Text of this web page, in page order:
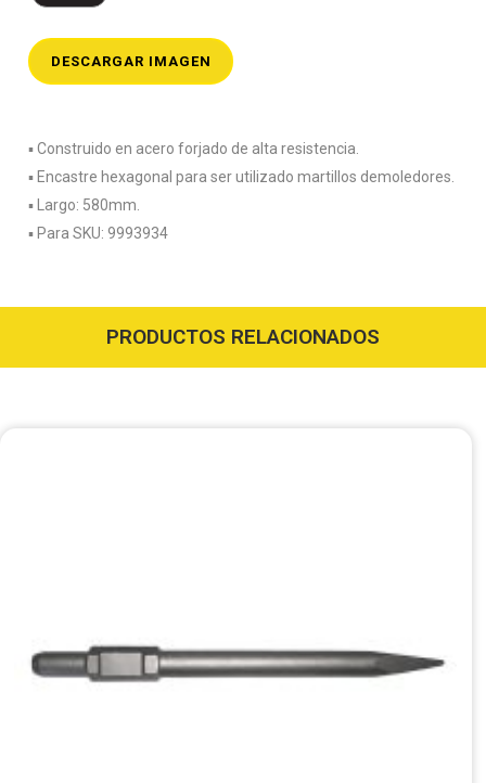
DESCARGAR IMAGEN
▪️ Construido en acero forjado de alta resistencia.
▪️ Encastre hexagonal para ser utilizado martillos demoledores.
▪️ Largo: 580mm.
▪️ Para SKU: 9993934
PRODUCTOS RELACIONADOS